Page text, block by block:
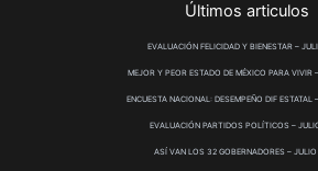
Últimos articulos
EVALUACIÓN FELICIDAD Y BIENESTAR –
MEJOR Y PEOR ESTADO DE MÉXICO PARA VIVIR
ENCUESTA NACIONAL: DESEMPEÑO DIF ESTATAL
EVALUACIÓN PARTIDOS POLÍTICOS –
ASÍ VAN LOS 32 GOBERNADORES –